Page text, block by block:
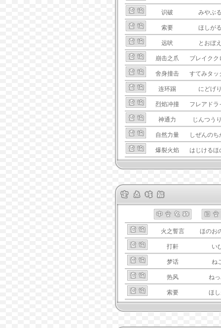
识破 みやぶ
索要 ほしが
远吠 とおぼ
崩击之爪 ブレイクク
舍身撞击 すてみタッ
连环踢 にどげ
烈焰冲撞 フレアドラ
神通力 じんつう
自然力量 しぜんのち
爆裂火焰 はじけるほ
火之誓言 ほのお
打鼾 い
梦话 ね
热风 ね
索要 ほ